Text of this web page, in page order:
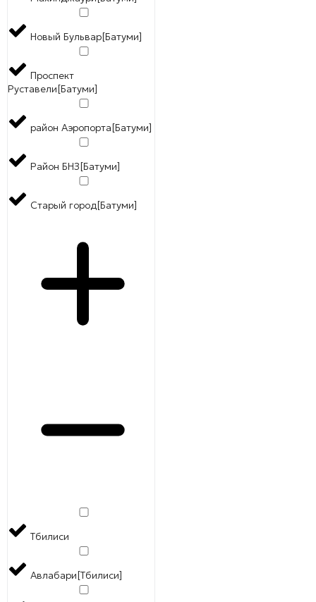
Новый Бульвар[Батуми]
Проспект
Руставели[Батуми]
район Аэропорта[Батуми]
Район БНЗ[Батуми]
Старый город[Батуми]
Тбилиси
Авлабари[Тбилиси]